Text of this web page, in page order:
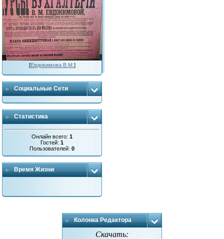
[Евдокимова В.М. ]
Социальные Сети
Статистика
Онлайн всего:1
Гостей:1
Пользователей:0
Время Жизни
Колонка Редактора
Скачать: